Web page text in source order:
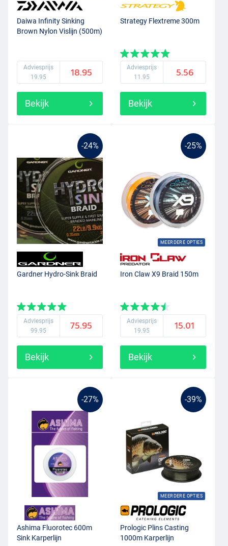
nylon karperlijn een belangrijke functie. Deze rek vangt de klappen
van de vechtende karper op en voorkomt dat de haak uit zal
scheuren.
Lange tijd na de nylon karperlijn is de fluorocarbon
karperlijn
net wat andere eigenschappen. De fluorocarbon lijn is zwaarder en
zinkt enorm snel naar de bodem. Daarnaast is deze lijn zeer
wordt binnen de karpervisserij niet alleen gebruikt als hoofdlijn,
maar ook als voorslag bij een gevlochten lijn.
Daiwa Infinity Sinking
Brown Nylon Vislijn (500m)
Adviesprijs
19.95
18.95
Bekijk
Strategy Flextreme 300m
Adviesprijs
11.95
5.56
Bekijk
-24%
Gardner Hydro-Sink Braid
Adviesprijs
99.95
75.95
Bekijk
-25%
MEERDERE OPTIES
Iron Claw X9 Braid 150m
Adviesprijs
19.95
15.01
Bekijk
-27%
Ashima Fluorotec 600m
Sink Karperlijn
-39%
MEERDERE OPTIES
Prologic Plins Casting
1000m Karperlijn